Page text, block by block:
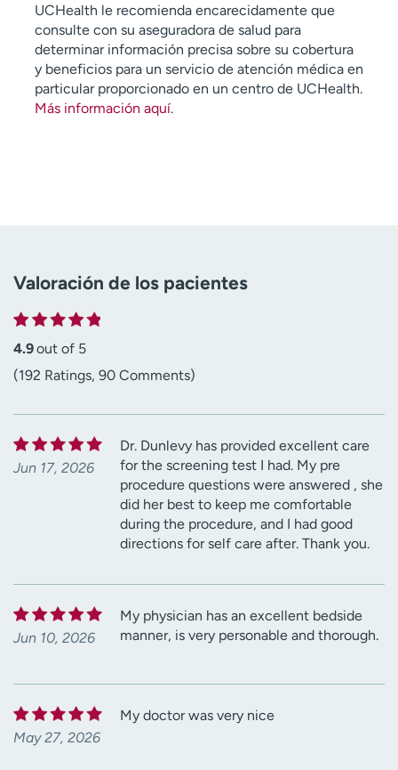
UCHealth le recomienda encarecidamente que
consulte con su aseguradora de salud para
determinar información precisa sobre su cobertura
y beneficios para un servicio de atención médica en
particular proporcionado en un centro de UCHealth.
Más información aquí.
Valoración de los pacientes
4.9out of 5
(192 Ratings, 90 Comments)
Jun 17, 2026
Dr. Dunlevy has provided excellent care
for the screening test I had. My pre
procedure questions were answered , she
did her best to keep me comfortable
during the procedure, and I had good
directions for self care after. Thank you.
Jun 10, 2026
My physician has an excellent bedside
manner, is very personable and thorough.
May 27, 2026
My doctor was very nice